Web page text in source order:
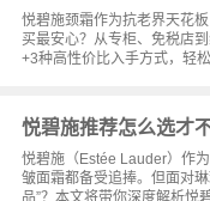
悦碧施颈霜作为抗老界天花
买最安心？从专柜、免税店
+3种高性价比入手方式，轻
悦碧施推荐怎么选才
悦碧施（Estée Lauder）作
皱面霜都备受追捧。但面对
品”？本文将带你深度解析悦